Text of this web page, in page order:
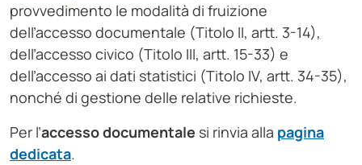
provvedimento le modalità di fruizione
dell’accesso documentale (Titolo II, artt. 3-14),
dell’accesso civico (Titolo III, artt. 15-33) e
dell’accesso ai dati statistici (Titolo IV, artt. 34-35),
nonché di gestione delle relative richieste.
Per l’accessodocumentale si rinvia alla pagina
dedicata.